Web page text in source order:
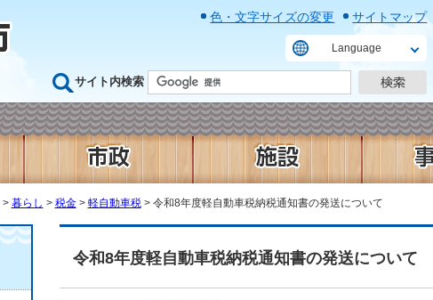
色・文字サイズの変更 サイトマップ
Language
サイト内検索
> 暮らし > 税金> 軽自動車税> 令和8年度軽自動車税納税通知書の発送について
令和8年度軽自動車税納税通知書の発送について